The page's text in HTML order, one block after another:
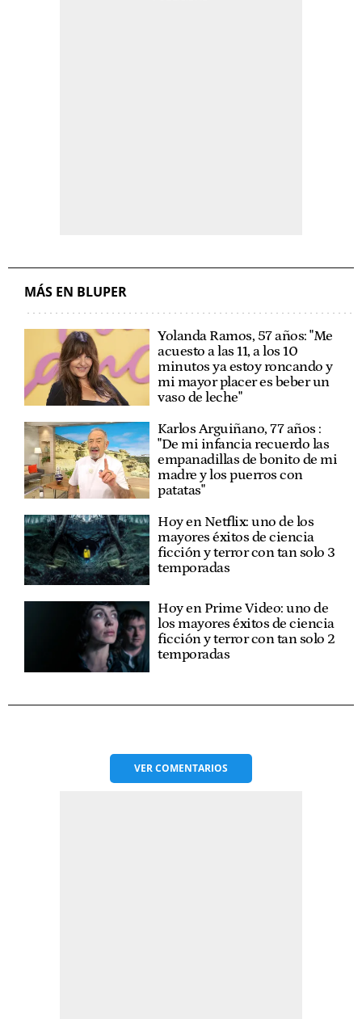
MÁS EN BLUPER
Yolanda Ramos, 57 años: "Me
acuesto a las 11, a los 10
minutos ya estoy roncando y
mi mayor placer es beber un
vaso de leche"
Karlos Arguiñano, 77 años :
"De mi infancia recuerdo las
empanadillas de bonito de mi
madre y los puerros con
patatas"
Hoy en Netflix: uno de los
mayores éxitos de ciencia
ficción y terror con tan solo 3
temporadas
Hoy en Prime Video: uno de
los mayores éxitos de ciencia
ficción y terror con tan solo 2
temporadas
VERCOMENTARIOS